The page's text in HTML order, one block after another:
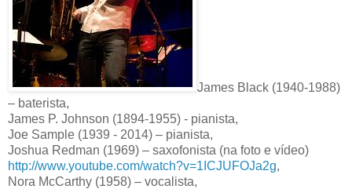
James Black (1940-1988)
– baterista,
James P. Johnson (1894-1955) - pianista,
Joe Sample (1939 - 2014) – pianista,
Joshua Redman (1969) – saxofonista (na foto e vídeo)
http://www.youtube.com/watch?v=1ICJUFOJa2g,
Nora McCarthy (1958) – vocalista,